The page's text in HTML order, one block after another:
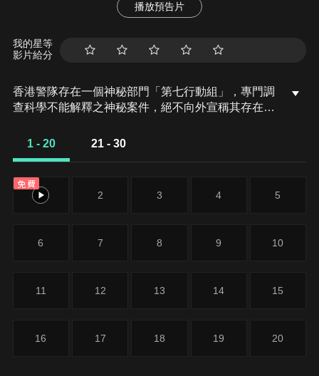
播放預告片
我的星等
影片給分
香港警隊存在一個神秘部門「第七行動組」，專門調
查科學不能解釋之神秘案件，絕不向外宣稱其存在。
在一些科學解釋不了的事。一個實幹警探，一個瘋癲
1 - 20 21 - 30
免費
1 2 3 4 5
6 7 8 9 10
11 12 13 14 15
16 17 18 19 20